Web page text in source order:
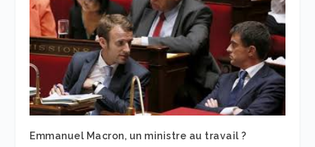
Emmanuel Macron, un ministre au travail ?